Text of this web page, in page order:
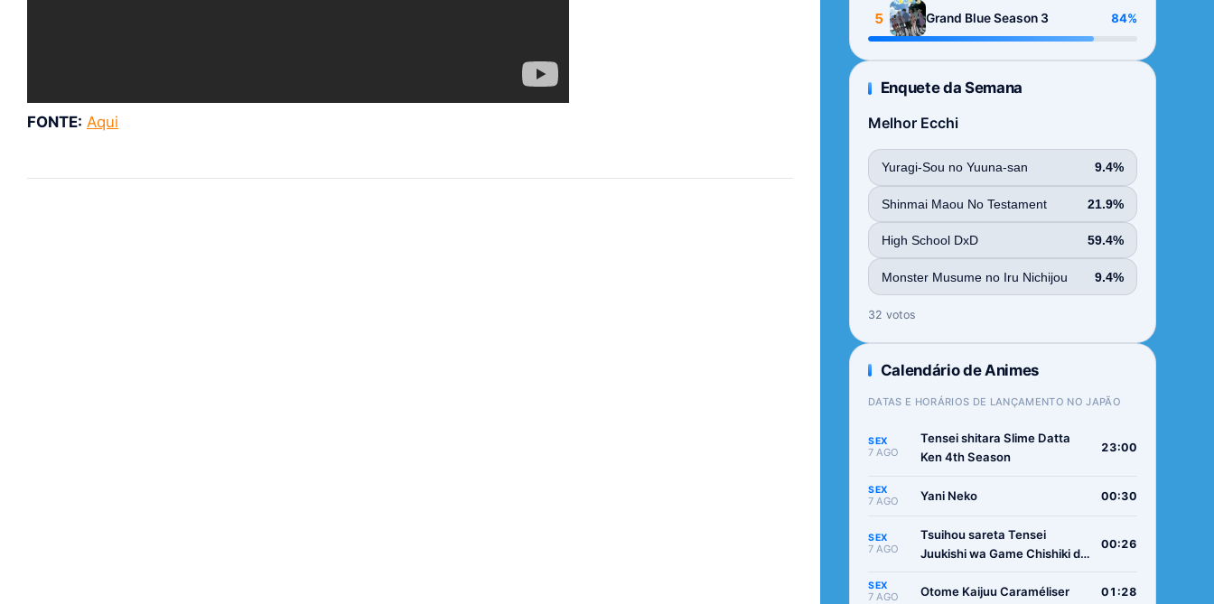
FONTE: Aqui
5 Grand Blue Season 3 84%
Enquete da Semana
Melhor Ecchi
Yuragi-Sou no Yuuna-san 9.4%
Shinmai Maou No Testament 21.9%
High School DxD 59.4%
Monster Musume no Iru Nichijou 9.4%
32 votos
Calendário de Animes
DATAS E HORÁRIOS DE LANÇAMENTO NO JAPÃO
SEX
7 AGO
Tensei shitara Slime Datta
Ken 4th Season
23:00
SEX
7 AGO Yani Neko 00:30
SEX
7 AGO
Tsuihou sareta Tensei
Juukishi wa Game Chishiki de
00:26
SEX
7 AGO Otome Kaijuu Caraméliser 01:28